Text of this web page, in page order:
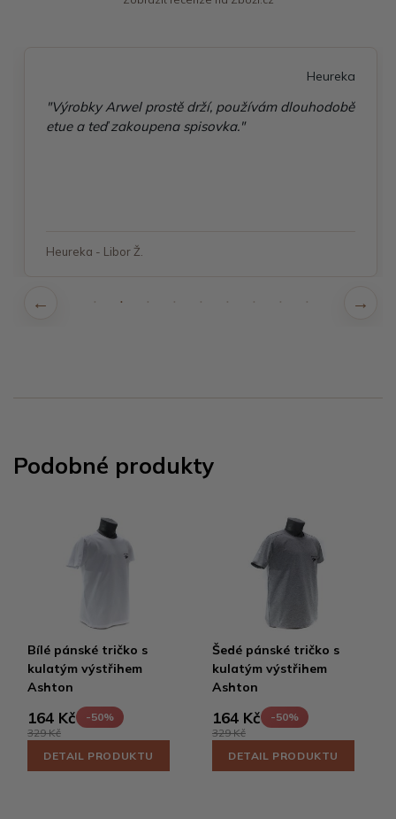
Heureka
"Výrobky Arwel prostě drží, používám dlouhodobě
etue a teď zakoupena spisovka."
Heureka - Libor Ž.
Podobné produkty
Bílé pánské tričko s
kulatým výstřihem
Ashton
164 Kč
-50%
329 Kč
DETAIL PRODUKTU
Šedé pánské tričko s
kulatým výstřihem
Ashton
164 Kč
-50%
329 Kč
DETAIL PRODUKTU